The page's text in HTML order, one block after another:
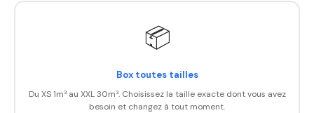
📦
Box toutes tailles
Du XS 1m³ au XXL 30m³. Choisissez la taille exacte dont vous avez
besoin et changez à tout moment.